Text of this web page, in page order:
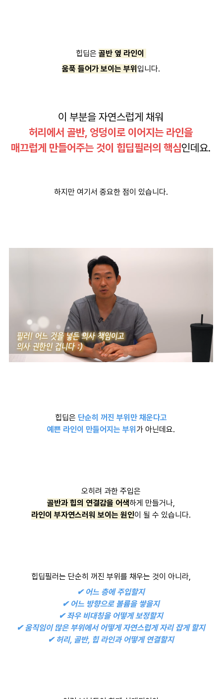
힙딥은 골반 옆 라인이
움푹 들어가 보이는 부위 입니다.
이 부분을 자연스럽게 채워
허리에서 골반, 엉덩이로 이어지는 라인을
매끄럽게 만들어주는 것이 힙딥필러의 핵심인데요.
하지만 여기서 중요한 점이 있습니다.
힙딥은 단순히 꺼진 부위만 채운다고
예쁜 라인이 만들어지는 부위 가 아닌데요.
오히려 과한 주입은
골반과 힙의 연결감을 어색하게 만들거나,
라인이 부자연스러워 보이는 원인이 될 수 있습니다.
힙딥필러는 단순히 꺼진 부위를 채우는 것이 아니라,
✔︎ 어느 층에 주입할지
✔︎ 어느 방향으로 볼륨을 쌓을지
✔︎ 좌우 비대칭을 어떻게 보정할지
✔︎ 움직임이 많은 부위에서 어떻게 자연스럽게 자리 잡게 할지
✔︎ 허리, 골반, 힙 라인과 어떻게 연결할지